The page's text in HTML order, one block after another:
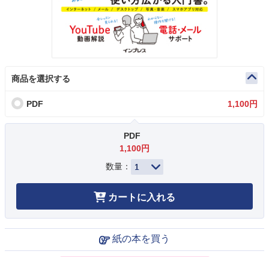
商品を選択する
PDF 1,100円
PDF
1,100円
数量：
カートに入れる
紙の本を買う